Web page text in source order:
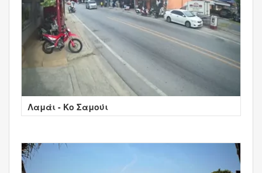
Λαμάι - Κο Σαμούι